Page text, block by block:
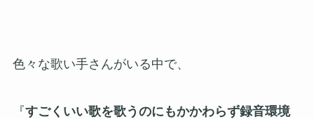
色々な歌い手さんがいる中で、
『すごくいい歌を歌うのにもかかわらず録音環境